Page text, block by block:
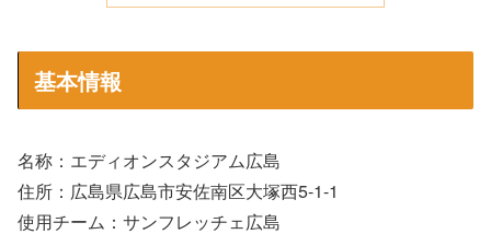
基本情報
名称：エディオンスタジアム広島
住所：広島県広島市安佐南区大塚西5-1-1
使用チーム：サンフレッチェ広島